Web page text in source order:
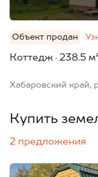
Объект продан
Коттедж 238.5 м²
Хабаровский край,
Купить
2 предложения